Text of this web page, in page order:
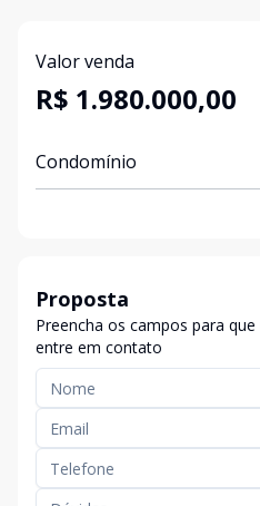
Valor venda
R$ 1.980.000,00
Condomínio
Proposta
Preencha os campos para
entre em contato